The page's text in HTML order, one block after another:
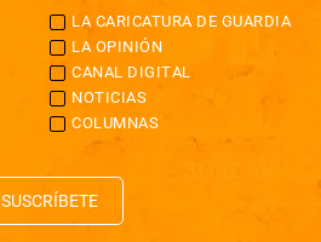
LA CARICATURA DE GUARDIA
LA OPINIÓN
CANAL DIGITAL
NOTICIAS
COLUMNAS
SUSCRÍBETE